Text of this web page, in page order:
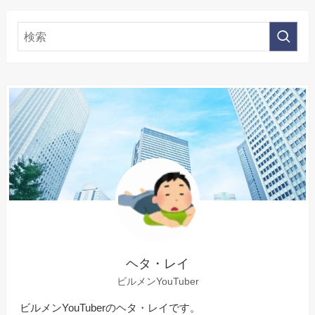
ヘタ・レイ
ビルメンYouTuber
ビルメンYouTuberのヘタ・レイです。